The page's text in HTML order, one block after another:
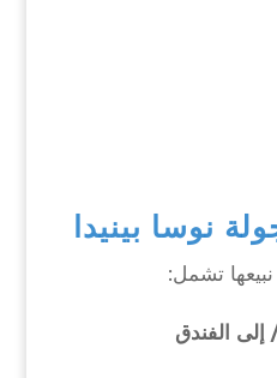
نوسا بينيدا
نبيعها تشمل:
الفندق